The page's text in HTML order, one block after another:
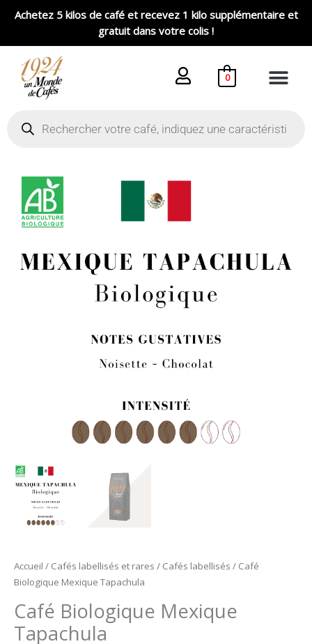
Achetez 5 kilos de café et recevez 1 kilo supplémentaire et
gratuit dans votre colis !
0
produits
Accueil / Cafés labellisés et rares / Cafés labellisés / Café
Biologique Mexique Tapachula
Café Biologique Mexique
Tapachula
Plage
de
prix :
9,80 €
39,20 €
quantité
Café
Biologique
Tapachula